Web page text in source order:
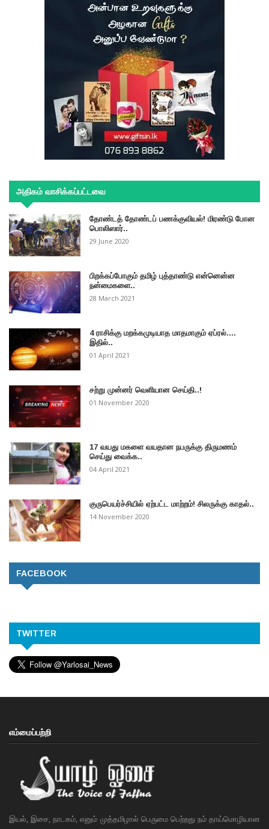
அதிகம் வாசிக்கப்பட்டவை
தோண்டத் தோண்டப் பணக்குவியல்! மிரண்டு போன
பொலிஸார்..
29 June 2020
பிறக்கப்போகும் தமிழ் புத்தாண்டு என்னென்ன
நன்மைகளை..
28 March 2021
4 ராசிக்கு மறக்கமுடியாத மாதமாகும் ஏப்ரல்....
இதில்..
01 April 2021
சற்று முன்னர் வெளியான செய்தி..!
01 November 2020
17 வயது மகளை வயதான நபருக்கு திருமணம்
செய்து வைக்க..
04 April 2021
குருபெயர்ச்சியில் ஏற்பட்ட மாற்றம்! சிலருக்கு காதல்..
14 November 2020
FACEBOOK
TWITTER
எம்மைப்பற்றி
இயல், இசை, நாடகம், எனும் முத்தமிழால் பெருமை பெற்றது நம் தாய்மொழியான